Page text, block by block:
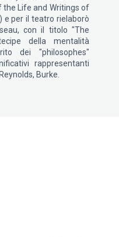
the Life and Writings of
e per il teatro rielaborò
con il titolo "The
della mentalità
dei "philosophes"
rappresentanti
Burke.